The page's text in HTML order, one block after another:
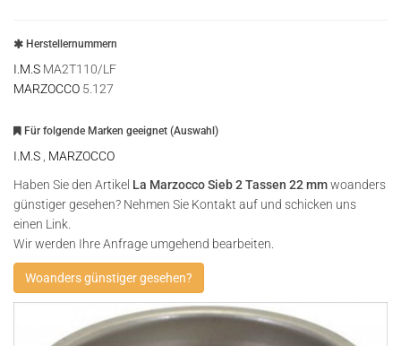
Herstellernummern
I.M.S MA2T110/LF
MARZOCCO 5.127
Für folgende Marken geeignet (Auswahl)
I.M.S
MARZOCCO
Haben Sie den Artikel La Marzocco Sieb 2 Tassen 22 mmwoanders
günstiger gesehen? Nehmen Sie Kontakt auf und schicken uns
einen Link.
Wir werden Ihre Anfrage umgehend bearbeiten.
Woanders günstiger gesehen?